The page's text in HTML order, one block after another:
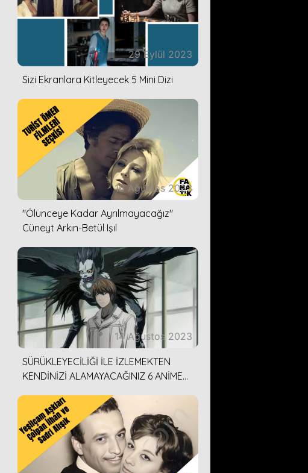
29 Eylül 2023
Sizi Ekranlara Kitleyecek 5 Mini Dizi
16 Ağustos 2023
''Ölünceye Kadar Ayrılmayacağız''
Cüneyt Arkın-Betül Işıl
14 Ağustos 2023
SÜRÜKLEYECİLİĞİ İLE İZLEMEKTEN
KENDİNİZİ ALAMAYACAĞINIZ 6 ANİME